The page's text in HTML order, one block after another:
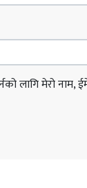
लागि मेरो नाम,